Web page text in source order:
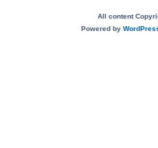
All content
Powered by